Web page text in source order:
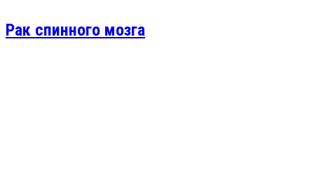
Рак спинного мозга